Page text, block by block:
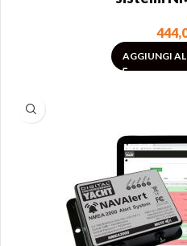
AGGIUNGI